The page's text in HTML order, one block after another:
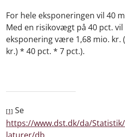
For hele eksponeringen vil 40
Med en risikovægt på 40 pct.
eksponering være 1,68 mio. kr.
kr.) * 40 pct. * 7 pct.).
[1] Se
https://www.dst.dk/da/